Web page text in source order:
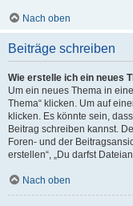
Nach oben
Beiträge schreiben
Wie erstelle ich ein neues
Um ein neues Thema in
Thema“ klicken. Um auf
klicken. Es könnte sein,
Beitrag schreiben kannst.
Foren- und der
erstellen“, „Du darfst
Nach oben